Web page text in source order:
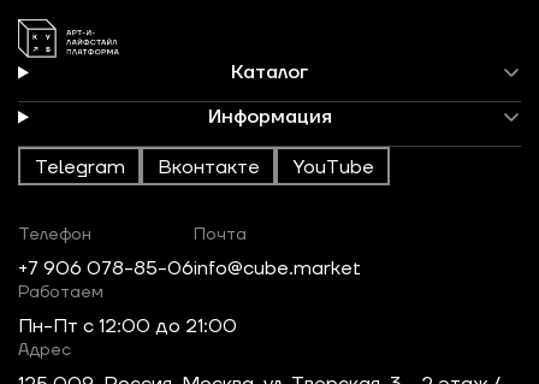
Каталог
Информация
Telegram Вконтакте YouTube
Телефон
+7 906 078-85-06
Почта
info@cube.market
Работаем
Пн-Пт c 12:00 до 21:00
Адрес